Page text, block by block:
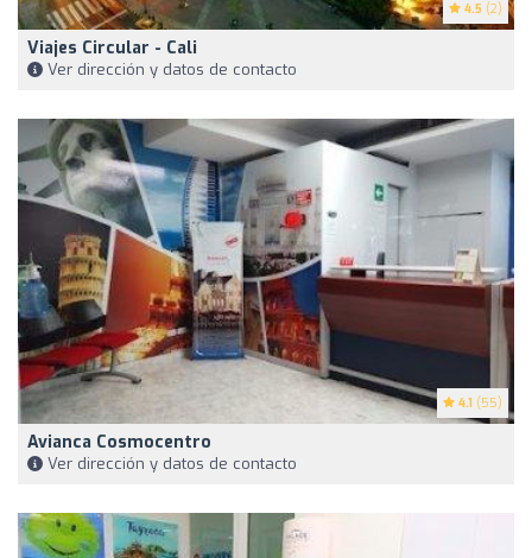
4.5 (2)
Viajes Circular - Cali
Ver dirección y datos de contacto
4.1 (55)
Avianca Cosmocentro
Ver dirección y datos de contacto